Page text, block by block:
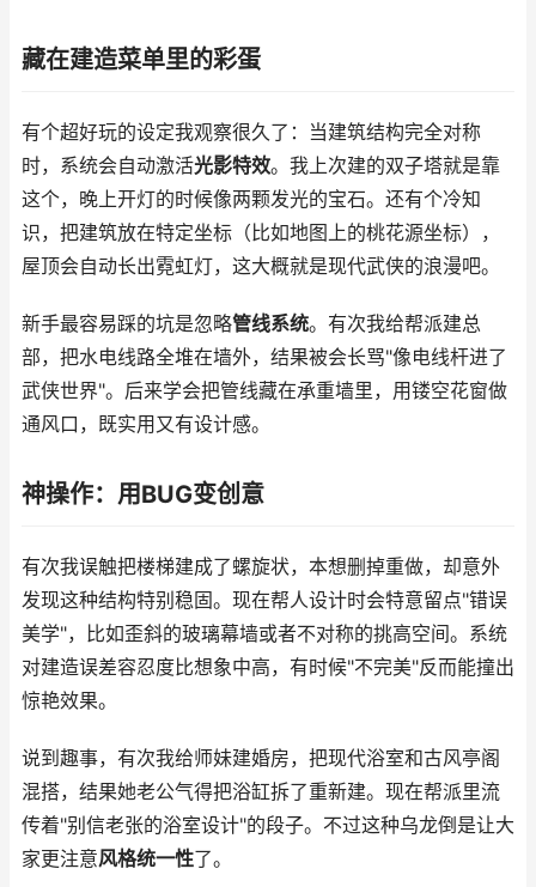
藏在建造菜单里的彩蛋
有个超好玩的设定我观察很久了：当建筑结构完全对称
时，系统会自动激活光影特效。我上次建的双子塔就是靠
这个，晚上开灯的时候像两颗发光的宝石。还有个冷知
识，把建筑放在特定坐标（比如地图上的桃花源坐标），
屋顶会自动长出霓虹灯，这大概就是现代武侠的浪漫吧。
新手最容易踩的坑是忽略管线系统。有次我给帮派建总
部，把水电线路全堆在墙外，结果被会长骂"像电线杆进了
武侠世界"。后来学会把管线藏在承重墙里，用镂空花窗做
通风口，既实用又有设计感。
神操作：用BUG变创意
有次我误触把楼梯建成了螺旋状，本想删掉重做，却意外
发现这种结构特别稳固。现在帮人设计时会特意留点"错误
美学"，比如歪斜的玻璃幕墙或者不对称的挑高空间。系统
对建造误差容忍度比想象中高，有时候"不完美"反而能撞出
惊艳效果。
说到趣事，有次我给师妹建婚房，把现代浴室和古风亭阁
混搭，结果她老公气得把浴缸拆了重新建。现在帮派里流
传着"别信老张的浴室设计"的段子。不过这种乌龙倒是让大
家更注意风格统一性了。